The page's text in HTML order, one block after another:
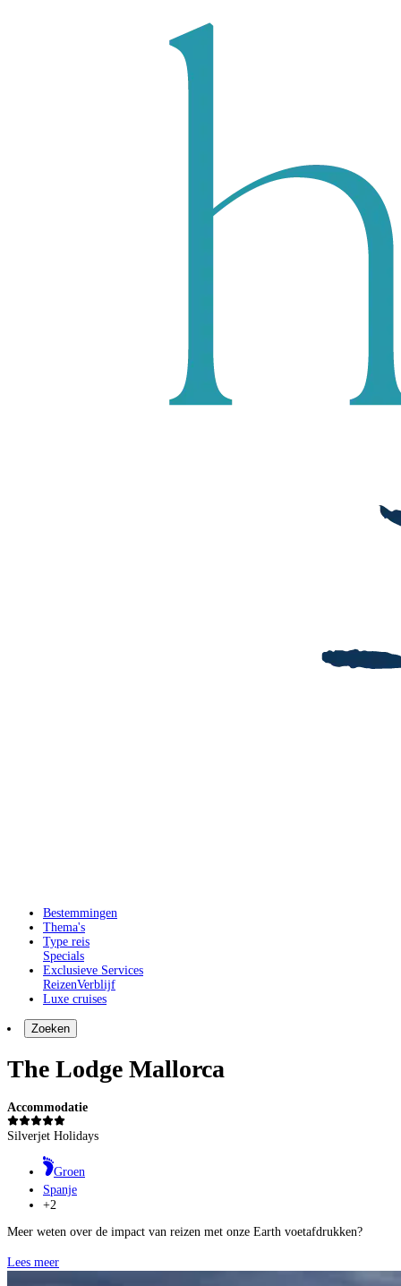
Bestemmingen
Thema's
Type reis
Specials
Exclusieve Services
ReizenVerblijf
Luxe cruises
Zoeken
The Lodge Mallorca
Accommodatie
Silverjet Holidays
Groen
Spanje
+2
Meer weten over de impact van reizen met onze Earth voetafdrukken?
Lees meer